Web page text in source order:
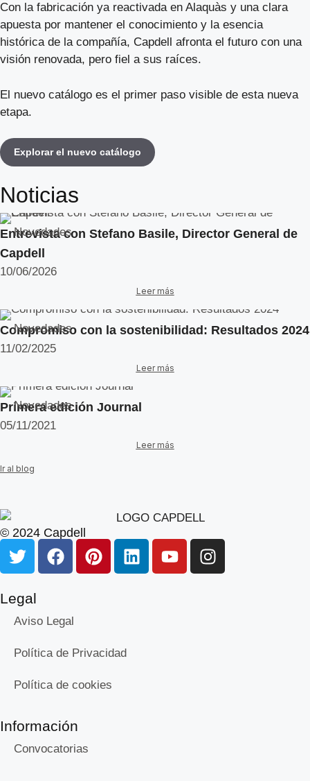
Con la fabricación ya reactivada en Alaquàs y una clara
apuesta por mantener el conocimiento y la esencia
histórica de la compañía, Capdell afronta el futuro con una
visión renovada, pero fiel a sus raíces.
El nuevo catálogo es el primer paso visible de esta nueva
etapa.
Explorar el nuevo catálogo
Noticias
Novedades
Entrevista con Stefano Basile, Director General de
Capdell
10/06/2026
Leer más
Novedades
Compromiso con la sostenibilidad: Resultados 2024
11/02/2025
Leer más
Novedades
Primera edición Journal
05/11/2021
Leer más
Ir al blog
© 2024 Capdell
Legal
Aviso Legal
Política de Privacidad
Política de cookies
Información
Convocatorias